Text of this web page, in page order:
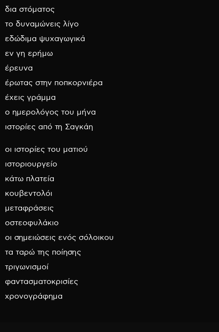
δια στόματος
το δυναμώνεις λίγο
εδώδιμα ψυχαγωγικά
εν γη ερήμω
έρευνα
έρωτας στην ποπκορνιέρα
έχεις γράμμα
ο ημερολόγος του μήνα
ιστορίες από τη Σαγκάη
οι ιστορίες του ματιού
ιστοριουργείο
κάτω πλατεία
κουβεντολόι
μεταφράσεις
οστεοφυλάκιο
οι σημειώσεις ενός σόλοικου
τα ταρώ της ποίησης
τριγωνισμοί
φαντασματοκρισίες
χρονογράφημα